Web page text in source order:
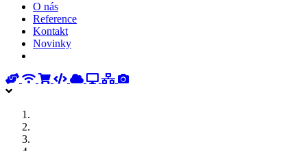
O nás
Reference
Kontakt
Novinky